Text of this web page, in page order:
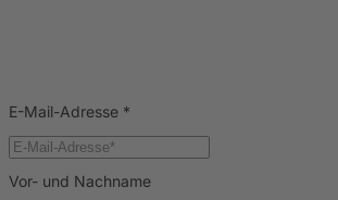
E-Mail-Adresse *
Vor- und Nachname